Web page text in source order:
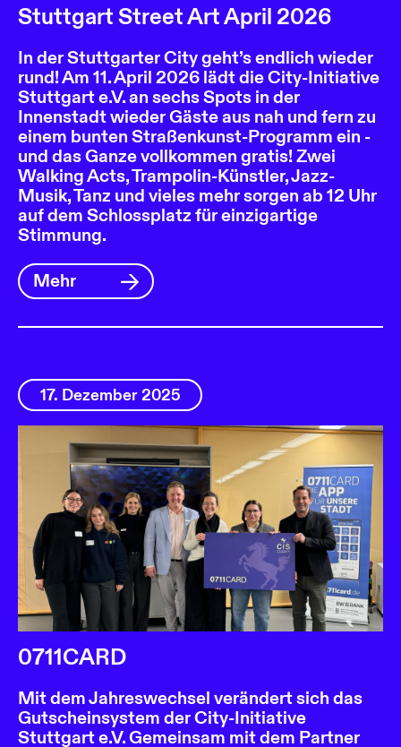
Stuttgart Street Art April 2026
In der Stuttgarter City geht’s endlich wieder
rund! Am 11. April 2026 lädt die City-Initiative
Stuttgart e.V. an sechs Spots in der
Innenstadt wieder Gäste aus nah und fern zu
einem bunten Straßenkunst-Programm ein -
und das Ganze vollkommen gratis! Zwei
Walking Acts, Trampolin-Künstler, Jazz-
Musik, Tanz und vieles mehr sorgen ab 12 Uhr
auf dem Schlossplatz für einzigartige
Stimmung.
Mehr
17. Dezember 2025
0711CARD
Mit dem Jahreswechsel verändert sich das
Gutscheinsystem der City-Initiative
Stuttgart e.V. Gemeinsam mit dem Partner